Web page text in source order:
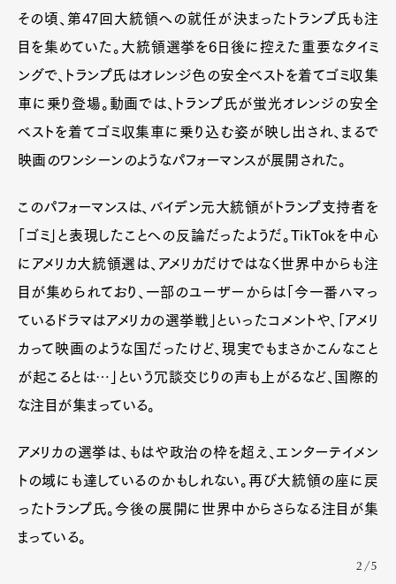
その頃、第47回大統領への就任が決まったトランプ氏も注
目を集めていた。大統領選挙を6日後に控えた重要なタイミ
ングで、トランプ氏はオレンジ色の安全ベストを着てゴミ収集
車に乗り登場。動画では、トランプ氏が蛍光オレンジの安全
ベストを着てゴミ収集車に乗り込む姿が映し出され、まるで
映画のワンシーンのようなパフォーマンスが展開された。
このパフォーマンスは、バイデン元大統領がトランプ支持者を
「ゴミ」と表現したことへの反論だったようだ。TikTokを中心
にアメリカ大統領選は、アメリカだけではなく世界中からも注
目が集められており、一部のユーザーからは「今一番ハマっ
ているドラマはアメリカの選挙戦」といったコメントや、「アメリ
カって映画のような国だったけど、現実でもまさかこんなこと
が起こるとは…」という冗談交じりの声も上がるなど、国際的
な注目が集まっている。
アメリカの選挙は、もはや政治の枠を超え、エンターテイメン
トの域にも達しているのかもしれない。再び大統領の座に戻
ったトランプ氏。今後の展開に世界中からさらなる注目が集
まっている。
2/5